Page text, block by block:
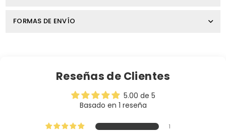
FORMAS DE ENVÍO
Reseñas de Clientes
5.00 de 5
Basado en 1 reseña
1